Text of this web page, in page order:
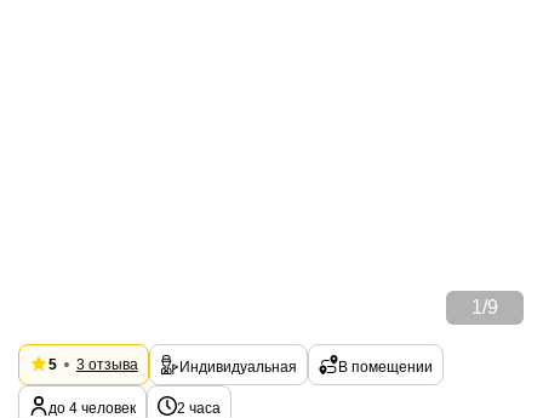
1 /9
5 3 отзыва Индивидуальная В помещении
до 4 человек 2 часа